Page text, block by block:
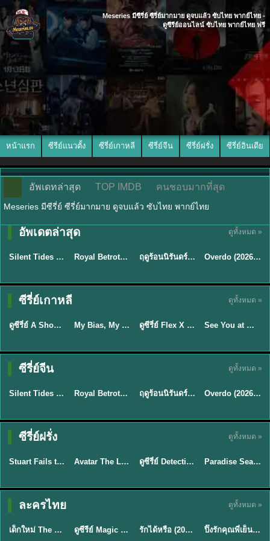
Meseries มีซีรี่ย์ ซีรี่ย์มากมาย ดูจบแล้ว ซับไทย พากย์ไทย -
ดูซีรีย์ออนไลน์ ซับไทย พากย์ไทย ฟรี
หน้าแรก ซีรีย์แนวตั้ง ซีรี่ย์เกาหลี ซีรี่ย์จีน ซีรี่ย์ฝรั่ง ซีรี่ย์อินเดีย
อัพเดทล่าสุด TOP IMDB คนชอบมากที่สุด
Meseries มีซีรี่ย์ ซีรี่ย์มากมาย ดูจบแล้ว ซับไทย พากย์ไทย
อัพเดตล่าสุด ดูทั้งหมด »
★9.5
พากย์ไทย
Silent Tides คลื่นลมลวง (2025) พากย์ไทย ซับไทย EP.1-31 ★9 Royal Betrothal (2026) สัญญาวิวาห์แห่งราชวงศ์ พากย์ไทย ซับไทย EP1-32 ★8.8 ฤดูร้อนนิรันดร์ (2026) Never-Ending Summer พากย์ไทย EP.1-29
ซับไทย
Overdo (2026) รักเกินแค้น พากย์ไทย ซับไทย EP1-33 (จบ)
ซีรี่ย์เกาหลี ดูทั้งหมด »
★8 EP.16
พากย์ไทย
TH EP. 16
ดูซีรี่ย์ A Shop for Killers 2 ร้านลับนักฆ่า ซีซัน 2 (2026) ซับไทย-พากย์ไทย My Bias, My Boss เมื่อเมนฉันเป็นประธานบริษัท (2026) พากย์ไทย ซับไทย EP.1-12 ★8 EP.16
Sub EP. 16 | TH
ดูซีรี่ย์ Flex X Cop คุณชายสายสืบ (2024) พากย์ไทย-ซับไทย EP.1-16 (จบ) ★9
ซับไทย | พากย์
Sub EP. 8 | TH
See You at Work Tomorrow! เจอกันที่ออฟฟิศพรุ่งนี้นะ พากย์ไทย
ซีรี่ย์จีน ดูทั้งหมด »
★9.5
พากย์ไทย
Silent Tides คลื่นลมลวง (2025) พากย์ไทย ซับไทย EP.1-31 ★9 Royal Betrothal (2026) สัญญาวิวาห์แห่งราชวงศ์ พากย์ไทย ซับไทย EP1-32 ★8.8 ฤดูร้อนนิรันดร์ (2026) Never-Ending Summer พากย์ไทย EP.1-29
ซับไทย
Overdo (2026) รักเกินแค้น พากย์ไทย ซับไทย EP1-33 (จบ)
ซีรี่ย์ฝรั่ง ดูทั้งหมด »
★8.8 EP.2
พากย์ไทย
TH EP. 2
Stuart Fails to Save the Universe (2026) สจ๊วตล่มแผนกู้จักรวาล พากย์ไทย EP1-10 ★7.8 EP.7Avatar The Last Airbender 2 เณรน้อยเจ้าอภินิหาร พากย์ไทย EP.9ดูซีรี่ย์ Detective Hole (2026) พากย์ไทย HD ฟรี อัปเดตล่าสุด Netflix EP.8
พากย์ไทย
Paradise Season 2 (2026) พากย์ไทย EP1-8 ดูซีรี่ย์ฝรั่ง HD ครบทุกตอน
ละครไทย ดูทั้งหมด »
★ 8 EP.6
พากย์ไทย
เด็กใหม่ The Reset 2026 EP1-6 พากย์ไทย ดูซีรี่ย์ Netflix ล่าสุด HD ดูซีรีย์ Magic Move (2026) ทำนายทายรัก Thai EP.1-10 HD รักได้หรือ (2026) YOUNG Let's Begin Again พากย์ไทย EP.1-19 ★8
พากย์ไทย
ปิ๊งรักคุณพี่เย็นชา (2026) Frozen Valentine EP.1-10 (จบ)